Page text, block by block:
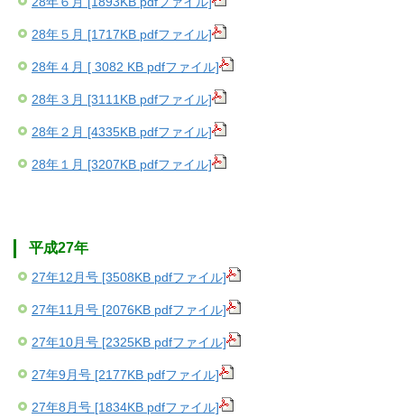
28年５月 [1717KB pdfファイル]
28年４月 [ 3082 KB pdfファイル]
28年３月 [3111KB pdfファイル]
28年２月 [4335KB pdfファイル]
28年１月 [3207KB pdfファイル]
平成27年
27年12月号 [3508KB pdfファイル]
27年11月号 [2076KB pdfファイル]
27年10月号 [2325KB pdfファイル]
27年9月号 [2177KB pdfファイル]
27年8月号 [1834KB pdfファイル]